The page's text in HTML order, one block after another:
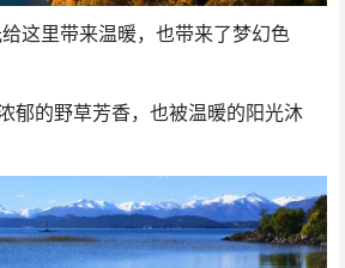
里带来温暖，也带来了梦幻色
的野草芳香，也被温暖的阳光沐